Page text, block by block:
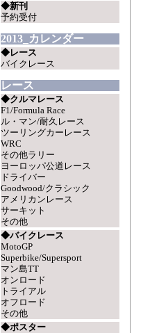
◆新刊
予約受付
2013_カレンダー
◆レース
バイクレース
レース
◆クルマレース
F1/Formula Race
ル・マン/耐久レース
ツーリングカーレース
WRC
その他ラリー
ヨーロッパ公道レース
ドライバー
Goodwood/クラシック
アメリカンレース
サーキット
その他
◆バイクレース
MotoGP
Superbike/Supersport
マン島TT
オンロード
トライアル
オフロード
その他
◆ポスター